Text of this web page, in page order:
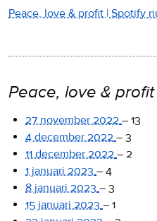
Peace, love & profit | Spotify
Peace, love & profit
27 november 2022 – 13
4 december 2022 – 3
11 december 2022 – 2
1 januari 2023 – 4
8 januari 2023 – 3
15 januari 2023 – 1